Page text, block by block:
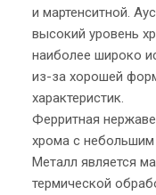
и мартенситной.
высокий уровень
наиболее широко
из-за хорошей
характеристик.
Ферритная
хрома с небольшим
Металл является
термической